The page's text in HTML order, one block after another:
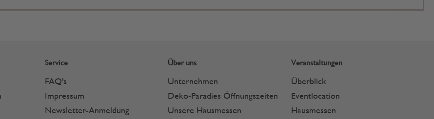
Service
FAQ's
Impressum
Newsletter-Anmeldung
Über uns
Unternehmen
Deko-Paradies Öffnungszeiten
Unsere Hausmessen
Veranstaltungen
Überblick
Eventlocation
Hausmessen